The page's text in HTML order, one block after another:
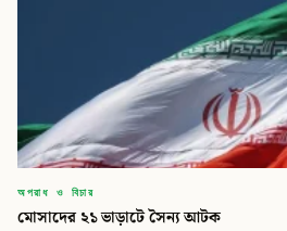
অপরাধ ও বিচার
মোসাদের ২১ ভাড়াটে সৈন্য আটক